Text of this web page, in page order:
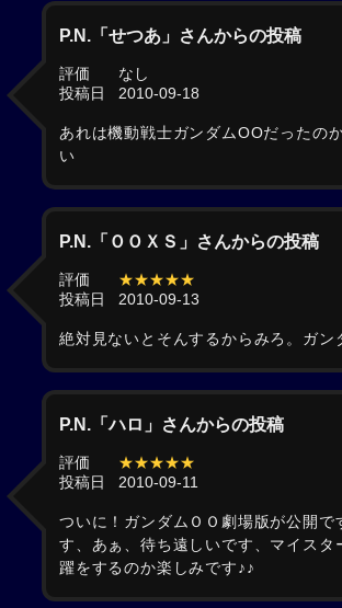
P.N.「せつあ」さんからの投稿
評価
なし
投稿日
2010-09-18
あれは機動戦士ガンダムOOだったの
い
P.N.「ＯＯＸＳ」さんからの投稿
評価
★★★★★
投稿日
2010-09-13
絶対見ないとそんするからみろ。ガン
P.N.「ハロ」さんからの投稿
評価
★★★★★
投稿日
2010-09-11
ついに！ガンダムＯＯ劇場版が公開で
す、あぁ、待ち遠しいです、マイスタ
躍をするのか楽しみです♪♪